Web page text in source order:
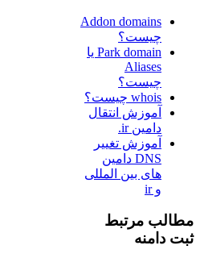
Addon domains
چیست؟
Park domain یا
Aliases
چیست؟
whois چیست؟
آموزش انتقال
دامین ir.
آموزش تغییر
DNS دامین
های بین المللی
و ir
مطالب مرتبط
ثبت دامنه